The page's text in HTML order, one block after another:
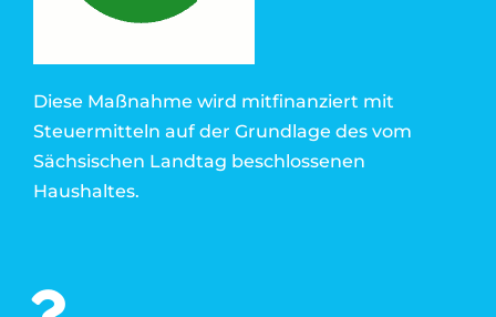
Diese Maßnahme wird mitfinanziert mit
Steuermitteln auf der Grundlage des vom
Sächsischen Landtag beschlossenen
Haushaltes.